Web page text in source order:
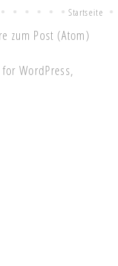
Startseite
zum Post (Atom)